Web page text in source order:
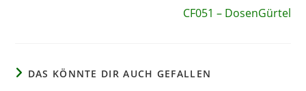
CF051 – DosenGürtel
DAS KÖNNTE DIR AUCH GEFALLEN